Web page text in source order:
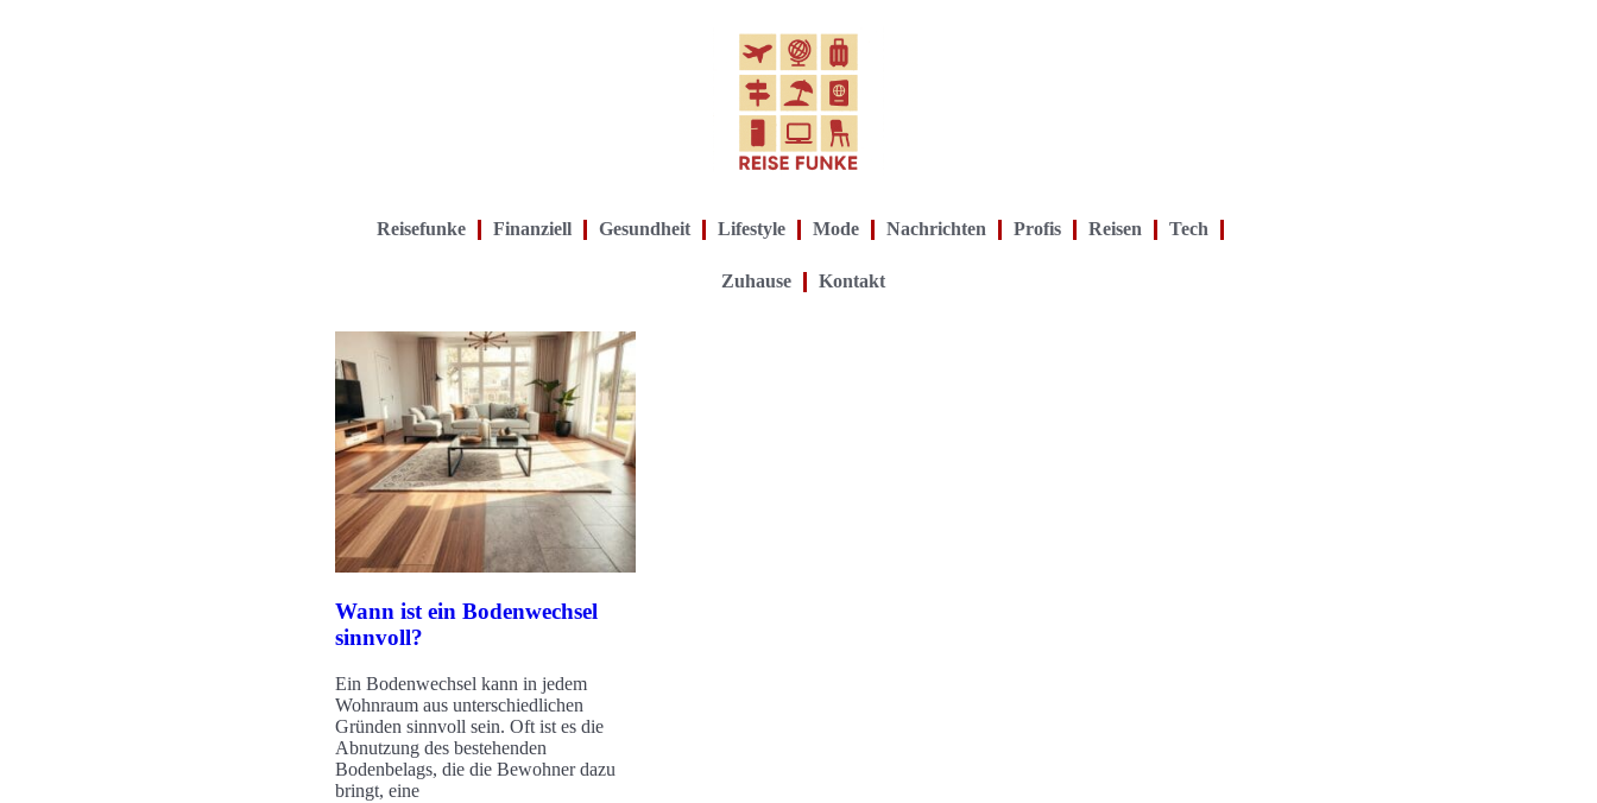
Reisefunke Finanziell Gesundheit Lifestyle Mode Nachrichten Profis Reisen Tech
Zuhause Kontakt
Wann ist ein Bodenwechsel
sinnvoll?
Ein Bodenwechsel kann in jedem
Wohnraum aus unterschiedlichen
Gründen sinnvoll sein. Oft ist es die
Abnutzung des bestehenden
Bodenbelags, die die Bewohner dazu
bringt, eine